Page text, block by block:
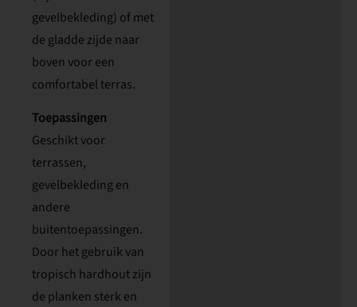
gevelbekleding) of met
de gladde zijde naar
boven voor een
comfortabel terras.
Toepassingen
Geschikt voor
terrassen,
gevelbekleding en
andere
buitentoepassingen.
Door het gebruik van
tropisch hardhout zijn
de planken sterk en